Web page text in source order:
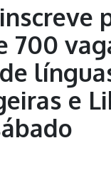
700
e